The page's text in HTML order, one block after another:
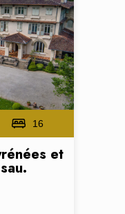
16
et